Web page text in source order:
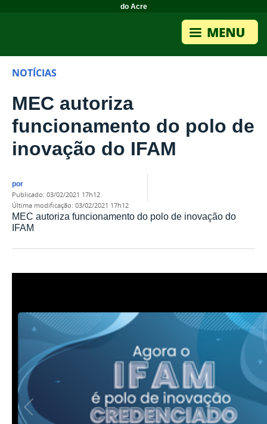
do Acre
NOTÍCIAS
MEC autoriza
funcionamento do polo de
inovação do IFAM
por
publicado: 03/02/2021 17h12
última modificação: 03/02/2021 17h12
MEC autoriza funcionamento do polo de inovação do
IFAM